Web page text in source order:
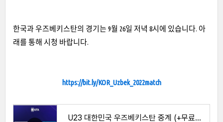
한국과 우즈베키스탄의 경기는 9월 26일 저녁 8시에 있습니다. 아
래를 통해 시청 바랍니다.
https://bit.ly/KOR_Uzbek_2022match
U23 대한민국 우즈베키스탄 중계 (+무료) 티비조선 쿠팡플레이